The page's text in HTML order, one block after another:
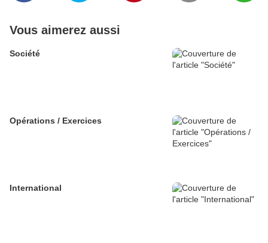
Vous aimerez aussi
Société
Opérations / Exercices
International